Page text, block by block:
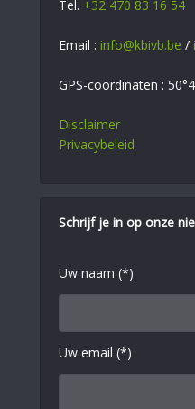
Tel. +32 470 83 16 54
Email : info@kbivb.be /
GPS-coördinaten :
Disclaimer
Privacybeleid
Schrijf je in op onze
Uw naam (*)
Uw email (*)